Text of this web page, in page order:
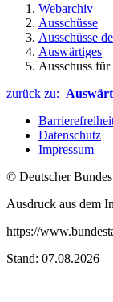
Webarchiv
Ausschüsse
Ausschüsse
Auswärtiges
Ausschuss für
zurück zu:
Datenschutz
Impressum
© Deutscher
Ausdruck aus dem
https://
Stand: 07.08.2026